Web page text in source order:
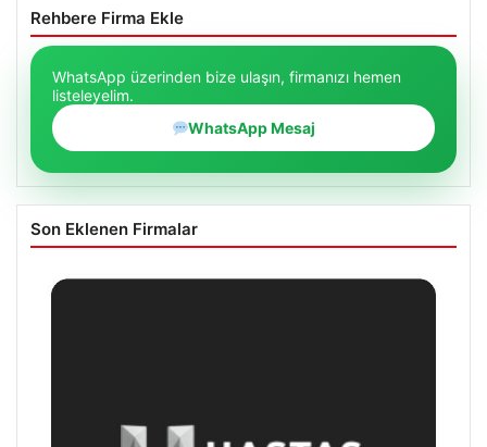
Rehbere Firma Ekle
WhatsApp üzerinden bize ulaşın, firmanızı hemen
listeleyelim.
WhatsApp Mesaj
Son Eklenen Firmalar